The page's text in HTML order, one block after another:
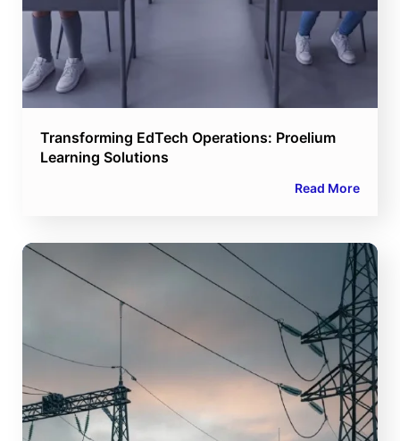
Transforming EdTech Operations: Proelium
Learning Solutions
Read More